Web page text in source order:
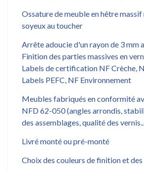
Ossature de meuble en hêtre
soyeux au toucher
Arrête adoucie d'un rayon de 3 mm
Finition des parties massives en
Labels de certification NF Crèche,
Labels PEFC, NF Environnement
Meubles fabriqués en conformité
NFD 62-050 (angles arrondis,
des assemblages, qualité des
Livré monté ou pré-monté
Choix des couleurs de finition et